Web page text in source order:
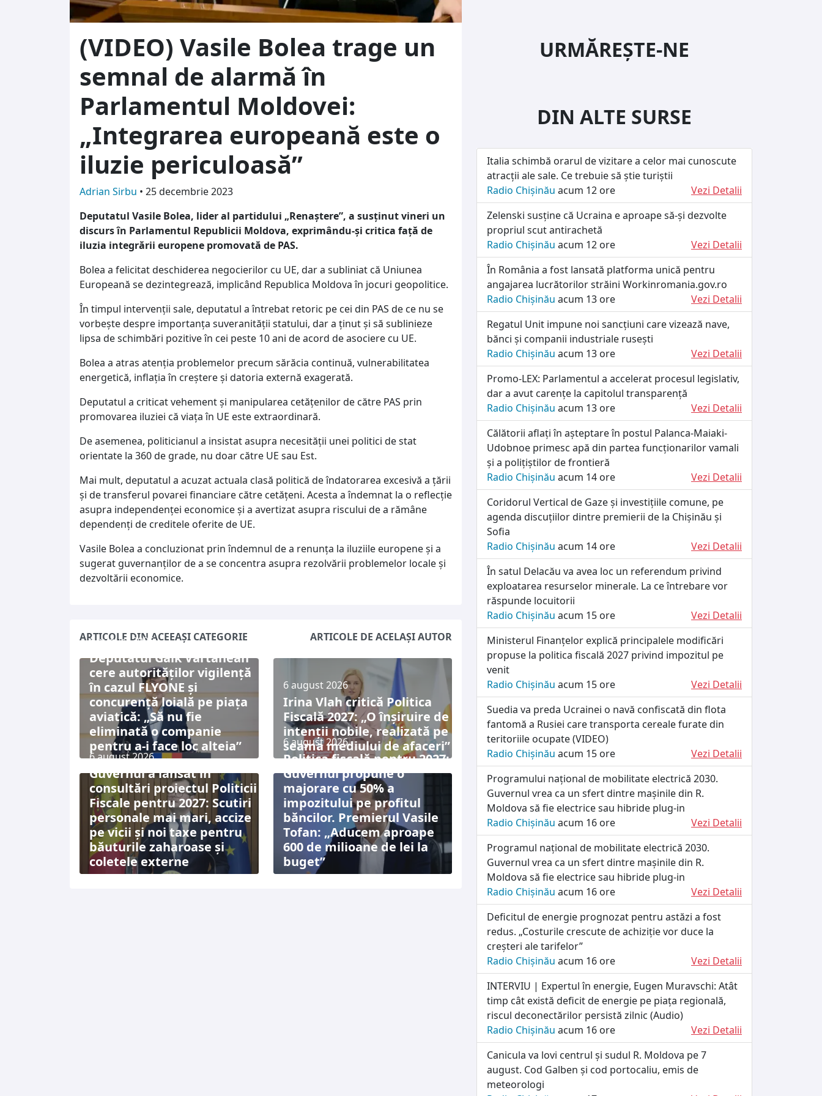
(VIDEO) Vasile Bolea trage un
semnal de alarmă în
Parlamentul Moldovei:
„Integrarea europeană este o
iluzie periculoasă”
Adrian Sirbu • 25 decembrie 2023
Deputatul Vasile Bolea, lider al partidului „Renaștere”, a susținut vineri un
discurs în Parlamentul Republicii Moldova, exprimându-și critica față de
iluzia integrării europene promovată de PAS.
Bolea a felicitat deschiderea negocierilor cu UE, dar a subliniat că Uniunea
Europeană se dezintegrează, implicând Republica Moldova în jocuri geopolitice.
În timpul intervenții sale, deputatul a întrebat retoric pe cei din PAS de ce nu se
vorbește despre importanța suveranității statului, dar a ținut și să sublinieze
lipsa de schimbări pozitive în cei peste 10 ani de acord de asociere cu UE.
Bolea a atras atenția problemelor precum sărăcia continuă, vulnerabilitatea
energetică, inflația în creștere și datoria externă exagerată.
Deputatul a criticat vehement și manipularea cetățenilor de către PAS prin
promovarea iluziei că viața în UE este extraordinară.
De asemenea, politicianul a insistat asupra necesității unei politici de stat
orientate la 360 de grade, nu doar către UE sau Est.
Mai mult, deputatul a acuzat actuala clasă politică de îndatorarea excesivă a țării
și de transferul povarei financiare către cetățeni. Acesta a îndemnat la o reflecție
asupra independenței economice și a avertizat asupra riscului de a rămâne
dependenți de creditele oferite de UE.
Vasile Bolea a concluzionat prin îndemnul de a renunța la iluziile europene și a
sugerat guvernanților de a se concentra asupra rezolvării problemelor locale și
dezvoltării economice.
ARTICOLE DIN ACEEAȘI CATEGORIE ARTICOLE DE ACELAȘI AUTOR
6 august 2026
Deputatul Gaik Vartanean
cere autorităților vigilență
în cazul FLYONE și
concurență loială pe piața
aviatică: „Să nu fie
eliminată o companie
pentru a-i face loc alteia”
6 august 2026
Irina Vlah critică Politica
Fiscală 2027: „O înșiruire de
intenții nobile, realizată pe
seama mediului de afaceri”
6 august 2026
Guvernul a lansat în
consultări proiectul Politicii
Fiscale pentru 2027: Scutiri
personale mai mari, accize
pe vicii și noi taxe pentru
băuturile zaharoase și
coletele externe
6 august 2026
Politica fiscală pentru 2027:
Guvernul propune o
majorare cu 50% a
impozitului pe profitul
băncilor. Premierul Vasile
Tofan: „Aducem aproape
600 de milioane de lei la
buget”
URMĂREȘTE-NE
DIN ALTE SURSE
Italia schimbă orarul de vizitare a celor mai cunoscute
atracții ale sale. Ce trebuie să știe turiștii
Radio Chișinău acum 12 ore
Vezi Detalii
Zelenski susține că Ucraina e aproape să-și dezvolte
propriul scut antirachetă
Radio Chișinău acum 12 ore
Vezi Detalii
În România a fost lansată platforma unică pentru
angajarea lucrătorilor străini Workinromania.gov.ro
Radio Chișinău acum 13 ore
Vezi Detalii
Regatul Unit impune noi sancțiuni care vizează nave,
bănci și companii industriale rusești
Radio Chișinău acum 13 ore
Vezi Detalii
Promo-LEX: Parlamentul a accelerat procesul legislativ,
dar a avut carențe la capitolul transparență
Radio Chișinău acum 13 ore
Vezi Detalii
Călătorii aflați în așteptare în postul Palanca-Maiaki-
Udobnoe primesc apă din partea funcționarilor vamali
și a polițiștilor de frontieră
Radio Chișinău acum 14 ore
Vezi Detalii
Coridorul Vertical de Gaze și investițiile comune, pe
agenda discuțiilor dintre premierii de la Chișinău și
Sofia
Radio Chișinău acum 14 ore
Vezi Detalii
În satul Delacău va avea loc un referendum privind
exploatarea resurselor minerale. La ce întrebare vor
răspunde locuitorii
Radio Chișinău acum 15 ore
Vezi Detalii
Ministerul Finanțelor explică principalele modificări
propuse la politica fiscală 2027 privind impozitul pe
venit
Radio Chișinău acum 15 ore
Vezi Detalii
Suedia va preda Ucrainei o navă confiscată din flota
fantomă a Rusiei care transporta cereale furate din
teritoriile ocupate (VIDEO)
Radio Chișinău acum 15 ore
Vezi Detalii
Programului național de mobilitate electrică 2030.
Guvernul vrea ca un sfert dintre mașinile din R.
Moldova să fie electrice sau hibride plug-in
Radio Chișinău acum 16 ore
Vezi Detalii
Programul național de mobilitate electrică 2030.
Guvernul vrea ca un sfert dintre mașinile din R.
Moldova să fie electrice sau hibride plug-in
Radio Chișinău acum 16 ore
Vezi Detalii
Deficitul de energie prognozat pentru astăzi a fost
redus. „Costurile crescute de achiziție vor duce la
creșteri ale tarifelor”
Radio Chișinău acum 16 ore
Vezi Detalii
INTERVIU | Expertul în energie, Eugen Muravschi: Atât
timp cât există deficit de energie pe piața regională,
riscul deconectărilor persistă zilnic (Audio)
Radio Chișinău acum 16 ore
Vezi Detalii
Canicula va lovi centrul și sudul R. Moldova pe 7
august. Cod Galben și cod portocaliu, emis de
meteorologi